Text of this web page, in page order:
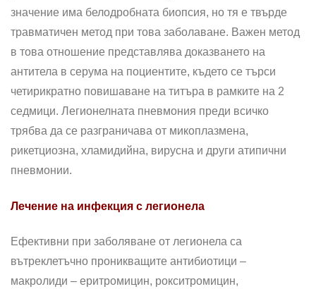
значение има белодробната биопсия, но тя е твърде
травматичен метод при това заболаване. Важен метод
в това отношение представлява доказването на
антитела в серума на поциентите, където се търси
четирикратно повишаване на титъра в рамките на 2
седмици. Легионелната пневмония преди всичко
трябва да се разграничава от микоплазмена,
рикетциозна, хламидийна, вирусна и други атипични
пневмонии.
Лечение на инфекция с легионела
Ефективни при заболяване от легионела са
вътреклетъчно проникващите анти­биотици –
макролиди – еритромицин, рокситромицин,